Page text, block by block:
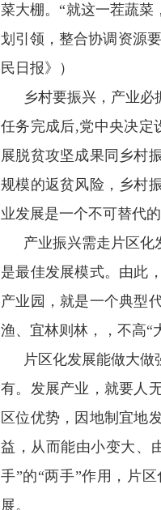
菜大棚。 “就这一茬蔬菜
划引领，整合协调资源
民日报》）
乡村要振兴，产业
任务完成后,党中央决定
展脱贫攻坚成果同乡村
规模的返贫风险，乡村
业发展是一个不可替代
产业振兴需走片区
是最佳发展模式。由此
产业园，就是一个典型
渔、宜林则林，，不高“
片区化发展能做大
有。发展产业，就要人
区位优势，因地制宜地
益，从而能由小变大、
手”的“两手”作用，片区
展。